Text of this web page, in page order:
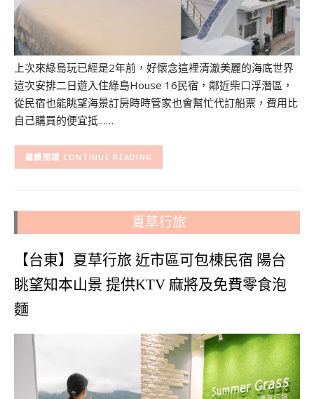
上次來綠島玩已經是2年前，好懷念這裡清澈美麗的海底世界
這次安排二日遊入住綠島House 16民宿，鄰近柴口浮潛區，
從民宿也能眺望海景訂房時時管家也會幫忙代訂船票，費用比
自己購買的便宜抵……
CONTINUE READING
夏草行旅
【台東】夏草行旅 近市區可包棟民宿 陽台
眺望知本山景 提供KTV 麻將及免費零食泡
麵